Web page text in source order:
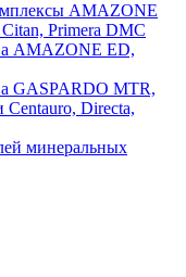
AMAZONE
Primera DMC
AMAZONE ED,
GASPARDO MTR,
Centauro, Directa,
минеральных